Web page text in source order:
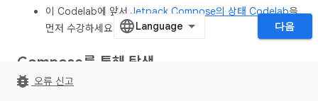
이 Codelab에 앞서 Jetpack Compose의 상태 Codelab을
먼저 수강하세요.
Compose를 통해 탐색
탐색
다음
bug_report 오류 신고